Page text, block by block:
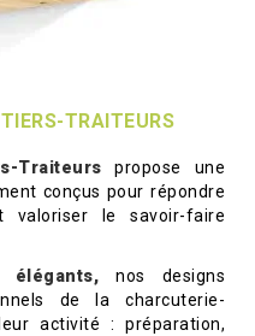
TRAITEURS
Traiteurs propose une
conçus pour répondre
valoriser le savoir-faire
élégants, nos designs
de la charcuterie-
activité : préparation,